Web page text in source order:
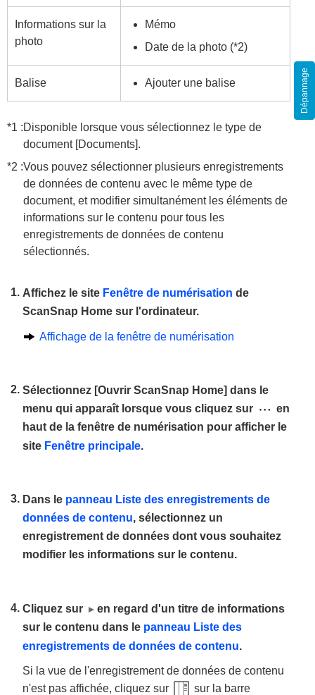
Informations sur la
photo
Mémo
Date de la photo (*2)
Balise Ajouter une balise
*1 :Disponible lorsque vous sélectionnez le type de
document [Documents].
*2 :Vous pouvez sélectionner plusieurs enregistrements
de données de contenu avec le même type de
document, et modifier simultanément les éléments de
informations sur le contenu pour tous les
enregistrements de données de contenu
sélectionnés.
Affichez le site Fenêtre de numérisation de
ScanSnap Home sur l'ordinateur.
Affichage de la fenêtre de numérisation
Sélectionnez [Ouvrir ScanSnap Home] dans le
menu qui apparaît lorsque vous cliquez sur
en
haut de la fenêtre de numérisation pour afficher le
site Fenêtre principale.
Dans le panneau Liste des enregistrements de
données de contenu, sélectionnez un
enregistrement de données dont vous souhaitez
modifier les informations sur le contenu.
Cliquez sur
en regard d'un titre de informations
sur le contenu dans le panneau Liste des
enregistrements de données de contenu.
Si la vue de l'enregistrement de données de contenu
n'est pas affichée, cliquez sur
sur la barre
Dépannage